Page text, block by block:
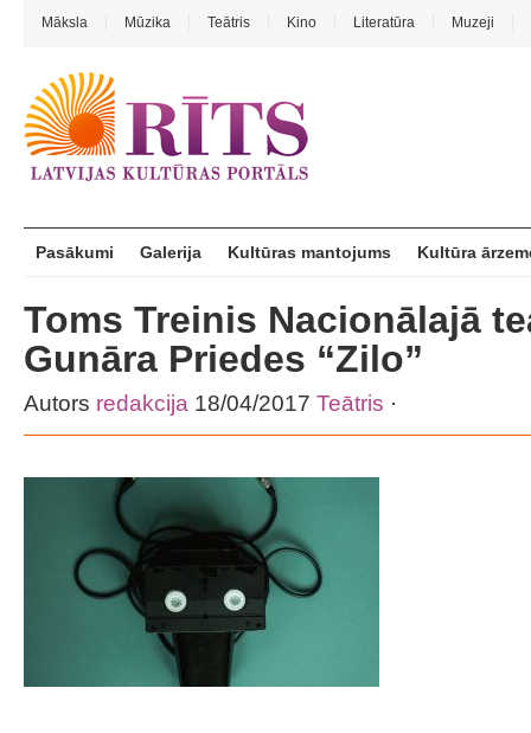
Māksla Mūzika Teātris Kino Literatūra Muzeji
Pasākumi Galerija Kultūras mantojums Kultūra
Toms Treinis Nacionālajā
Gunāra Priedes “Zilo”
Autors redakcija 18/04/2017 Teātris ·